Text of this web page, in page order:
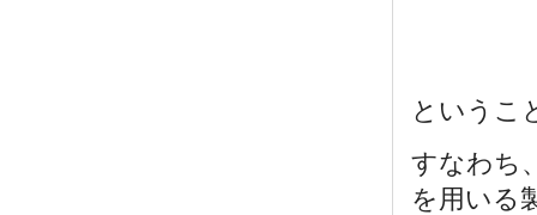
というこ
すなわち
を用いる